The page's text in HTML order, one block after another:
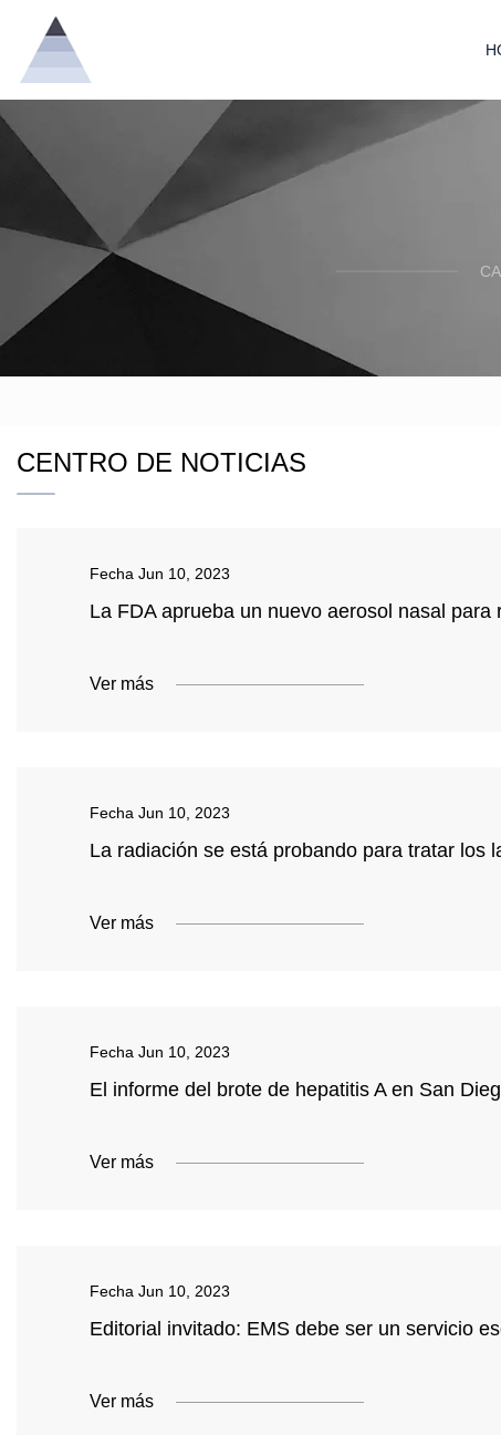
CENTRO DE NOTICIAS
Fecha Jun 10, 2023
La FDA aprueba un nuevo aerosol nasal
Ver más
Fecha Jun 10, 2023
La radiación se está probando para tratar los
Ver más
Fecha Jun 10, 2023
El informe del brote de hepatitis A en San
Ver más
Fecha Jun 10, 2023
Editorial invitado: EMS debe ser un servicio
Ver más